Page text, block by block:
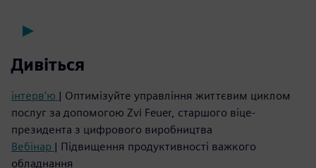
Дивіться
інтерв'ю | Оптимізуйте управління життєвим циклом
послуг за допомогою Zvi Feuer, старшого віце-
президента з цифрового виробництва
Вебінар | Підвищення продуктивності важкого
обладнання